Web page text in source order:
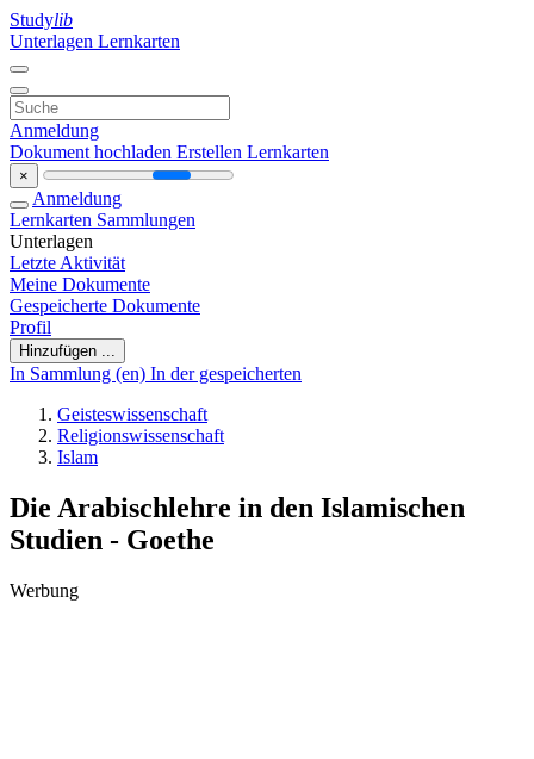
Studylib
Unterlagen Lernkarten
Anmeldung
Dokument hochladen Erstellen Lernkarten
×
Anmeldung
Lernkarten Sammlungen
Unterlagen
Letzte Aktivität
Meine Dokumente
Gespeicherte Dokumente
Profil
Hinzufügen ...
In Sammlung (en) In der gespeicherten
Geisteswissenschaft
Religionswissenschaft
Islam
Die Arabischlehre in den Islamischen
Studien - Goethe
Werbung